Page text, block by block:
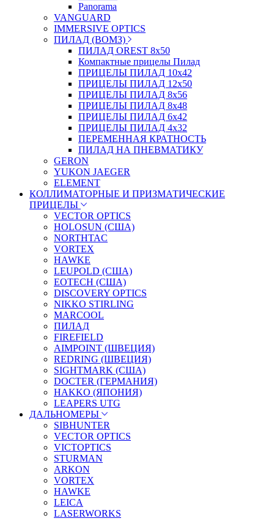
Panorama
VANGUARD
IMMERSIVE OPTICS
ПИЛАД (ВОМЗ)
ПИЛАД OREST 8х50
Компактные прицелы Пилад
ПРИЦЕЛЫ ПИЛАД 10х42
ПРИЦЕЛЫ ПИЛАД 12х50
ПРИЦЕЛЫ ПИЛАД 8х56
ПРИЦЕЛЫ ПИЛАД 8х48
ПРИЦЕЛЫ ПИЛАД 6х42
ПРИЦЕЛЫ ПИЛАД 4х32
ПЕРЕМЕННАЯ КРАТНОСТЬ
ПИЛАД НА ПНЕВМАТИКУ
GERON
YUKON JAEGER
ELEMENT
КОЛЛИМАТОРНЫЕ И ПРИЗМАТИЧЕСКИЕ
ПРИЦЕЛЫ
VECTOR OPTICS
HOLOSUN (США)
NORTHTAC
VORTEX
HAWKE
LEUPOLD (США)
EOTECH (США)
DISCOVERY OPTICS
NIKKO STIRLING
MARCOOL
ПИЛАД
FIREFIELD
AIMPOINT (ШВЕЦИЯ)
REDRING (ШВЕЦИЯ)
SIGHTMARK (США)
DOCTER (ГЕРМАНИЯ)
HAKKO (ЯПОНИЯ)
LEAPERS UTG
ДАЛЬНОМЕРЫ
SIBHUNTER
VECTOR OPTICS
VICTOPTICS
STURMAN
ARKON
VORTEX
HAWKE
LEICA
LASERWORKS